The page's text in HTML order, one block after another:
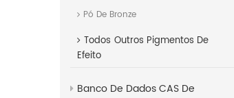
Pó De Bronze
Todos Outros Pigmentos De
Efeito
Banco De Dados CAS De